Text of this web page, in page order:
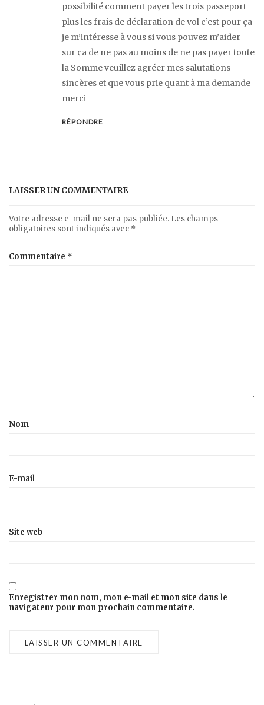
possibilité comment payer les trois passeport
plus les frais de déclaration de vol c’est pour ça
je m’intéresse à vous si vous pouvez m’aider
sur ça de ne pas au moins de ne pas payer toute
la Somme veuillez agréer mes salutations
sincères et que vous prie quant à ma demande
merci
RÉPONDRE
LAISSER UN COMMENTAIRE
Votre adresse e-mail ne sera pas publiée. Les champs
obligatoires sont indiqués avec *
Commentaire *
Nom
E-mail
Site web
Enregistrer mon nom, mon e-mail et mon site dans le
navigateur pour mon prochain commentaire.